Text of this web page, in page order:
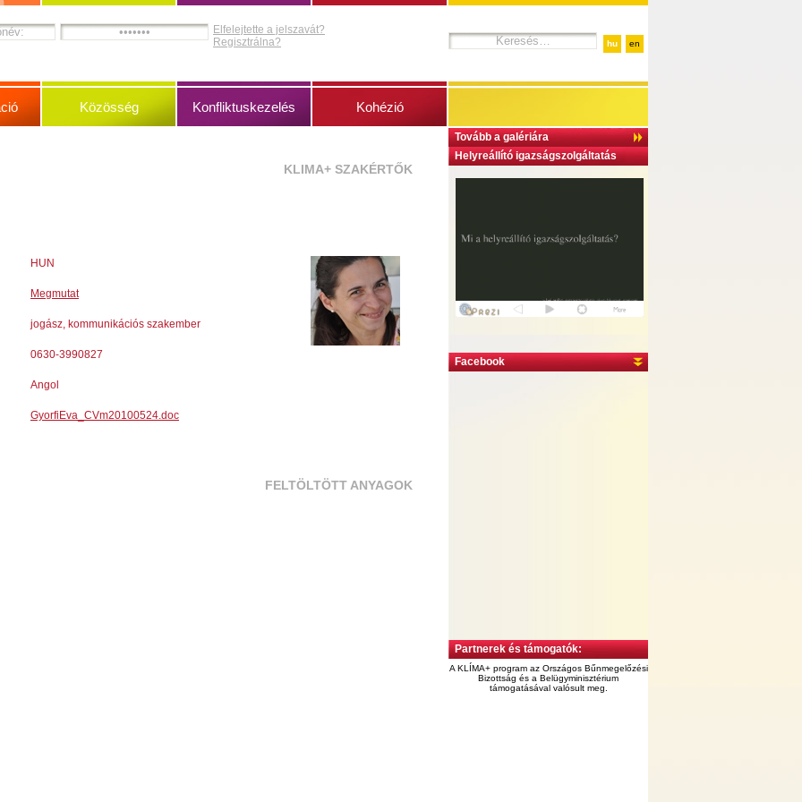
hu en
Tovább a galériára
Helyreállító igazságszolgáltatás
Facebook
Partnerek és támogatók:
A KLÍMA+ program az Országos Bűnmegelőzési
Bizottság és a Belügyminisztérium
támogatásával valósult meg.
Elfelejtette a jelszavát?
Regisztrálna?
Közösség Konfliktuskezelés Kohézió
KLIMA+ SZAKÉRTŐK
HUN
Megmutat
jogász, kommunikációs szakember
0630-3990827
Angol
GyorfiEva_CVm20100524.doc
FELTÖLTÖTT ANYAGOK